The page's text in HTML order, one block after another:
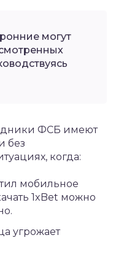
могут
ФСБ имеют
без
когда:
мобильное
1xBet можно
угрожает